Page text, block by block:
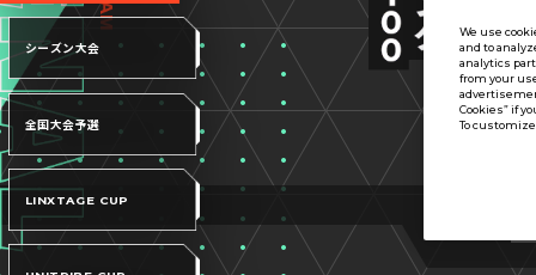
シーズン大会
全国大会予選
LINXTAGE CUP
We use
and to
analytics
from your
Cookies” if
To